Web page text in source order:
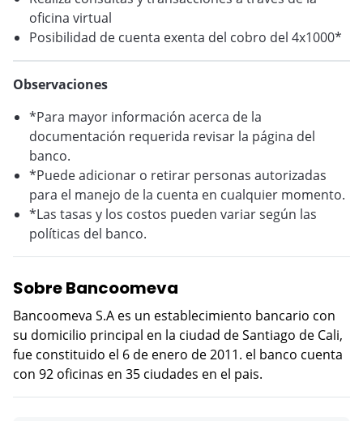
oficina virtual
Posibilidad de cuenta exenta del cobro del 4x1000*
Observaciones
*Para mayor información acerca de la
documentación requerida revisar la página del
banco.
*Puede adicionar o retirar personas autorizadas
para el manejo de la cuenta en cualquier momento.
*Las tasas y los costos pueden variar según las
políticas del banco.
Sobre Bancoomeva
Bancoomeva S.A es un establecimiento bancario con
su domicilio principal en la ciudad de Santiago de Cali,
fue constituido el 6 de enero de 2011. el banco cuenta
con 92 oficinas en 35 ciudades en el pais.